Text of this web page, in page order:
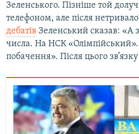
Зеленського. Пізніше той
телефоном, але після
дебатів Зеленський сказав: «А
числа. На НСК
побачення». Після цього